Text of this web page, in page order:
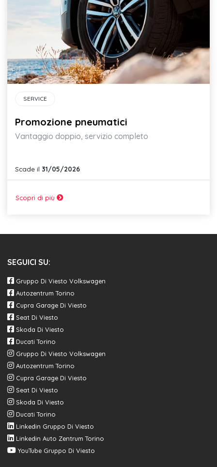
SERVICE
Promozione pneumatici
Vantaggio doppio, servizio completo
Scade il 31/05/2026
Scopri di più
SEGUICI SU:
Gruppo Di Viesto Volkswagen
Autozentrum Torino
Cupra Garage Di Viesto
Seat Di Viesto
Skoda Di Viesto
Ducati Torino
Gruppo Di Viesto Volkswagen
Autozentrum Torino
Cupra Garage Di Viesto
Seat Di Viesto
Skoda Di Viesto
Ducati Torino
Linkedin Gruppo Di Viesto
Linkedin Auto Zentrum Torino
YouTube Gruppo Di Viesto